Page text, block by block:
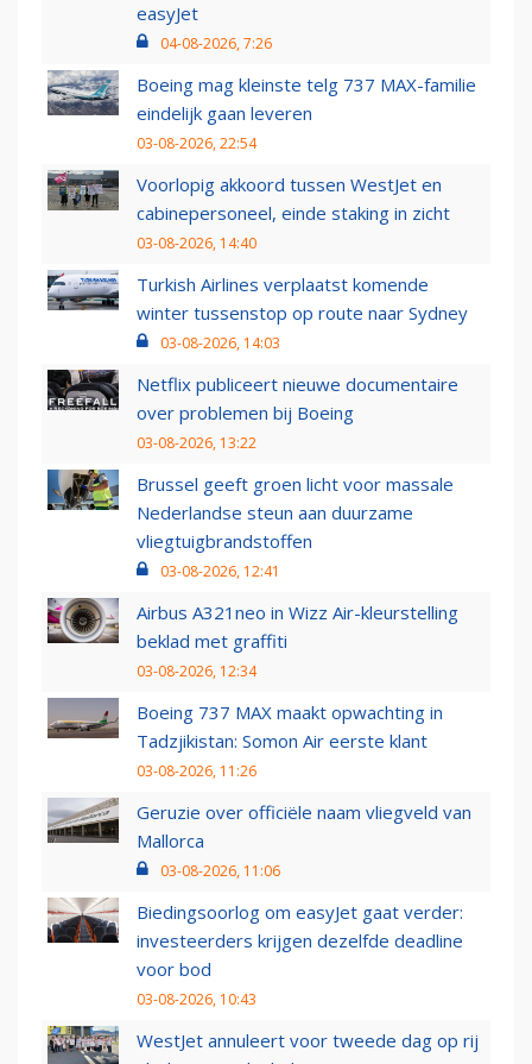
easyJet
04-08-2026, 7:26
Boeing mag kleinste telg 737 MAX-familie
eindelijk gaan leveren
03-08-2026, 22:54
Voorlopig akkoord tussen WestJet en
cabinepersoneel, einde staking in zicht
03-08-2026, 14:40
Turkish Airlines verplaatst komende
winter tussenstop op route naar Sydney
03-08-2026, 14:03
Netflix publiceert nieuwe documentaire
over problemen bij Boeing
03-08-2026, 13:22
Brussel geeft groen licht voor massale
Nederlandse steun aan duurzame
vliegtuigbrandstoffen
03-08-2026, 12:41
Airbus A321neo in Wizz Air-kleurstelling
beklad met graffiti
03-08-2026, 12:34
Boeing 737 MAX maakt opwachting in
Tadzjikistan: Somon Air eerste klant
03-08-2026, 11:26
Geruzie over officiële naam vliegveld van
Mallorca
03-08-2026, 11:06
Biedingsoorlog om easyJet gaat verder:
investeerders krijgen dezelfde deadline
voor bod
03-08-2026, 10:43
WestJet annuleert voor tweede dag op rij